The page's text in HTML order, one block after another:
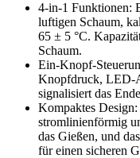
4-in-1 Funktionen:
luftigen Schaum,
65 ± 5 °C.
Schaum.
Ein-Knopf-
Knopfdruck, LED-
signalisiert das
Kompaktes
stromlinienförmig
das Gießen, und
für einen sicheren